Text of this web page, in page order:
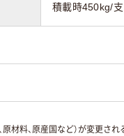
積載時450kg/
材料、原産国など）が変更さ